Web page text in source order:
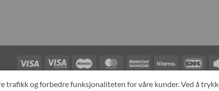
Visa
Visa
Electron
Maestro MasterCardMasterCard
2
Klarna
TILBAKEKALLINGER KONTAKT OSS OM OSS SPESIALBESTILLING
trafikk og forbedre funksjonaliteten for våre kunder. Ved å